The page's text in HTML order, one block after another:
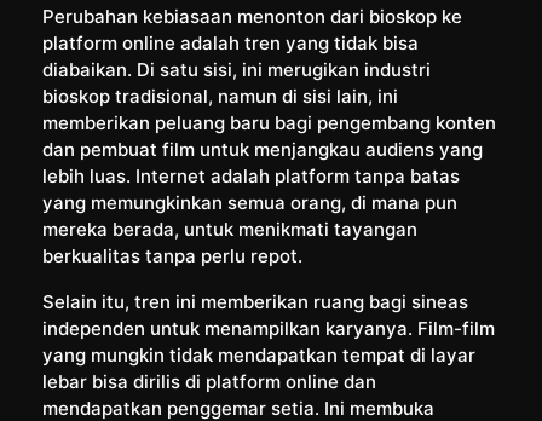
Perubahan kebiasaan menonton dari bioskop ke
platform online adalah tren yang tidak bisa
diabaikan. Di satu sisi, ini merugikan industri
bioskop tradisional, namun di sisi lain, ini
memberikan peluang baru bagi pengembang konten
dan pembuat film untuk menjangkau audiens yang
lebih luas. Internet adalah platform tanpa batas
yang memungkinkan semua orang, di mana pun
mereka berada, untuk menikmati tayangan
berkualitas tanpa perlu repot.
Selain itu, tren ini memberikan ruang bagi sineas
independen untuk menampilkan karyanya. Film-film
yang mungkin tidak mendapatkan tempat di layar
lebar bisa dirilis di platform online dan
mendapatkan penggemar setia. Ini membuka